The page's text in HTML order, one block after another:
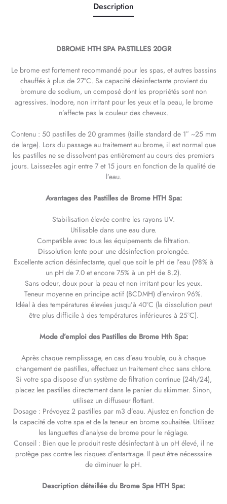
Description
DBROME HTH SPA PASTILLES 20GR
Le brome est fortement recommandé pour les spas, et autres bassins
chauffés à plus de 27°C. Sa capacité désinfectante provient du
bromure de sodium, un composé dont les propriétés sont non
agressives. Inodore, non irritant pour les yeux et la peau, le brome
n’affecte pas la couleur des cheveux.
Contenu : 50 pastilles de 20 grammes (taille standard de 1″ ~25 mm
de large). Lors du passage au traitement au brome, il est normal que
les pastilles ne se dissolvent pas entièrement au cours des premiers
jours. Laissez-les agir entre 7 et 15 jours en fonction de la qualité de
l’eau.
Avantages des Pastilles de Brome HTH Spa:
Stabilisation élevée contre les rayons UV.
Utilisable dans une eau dure.
Compatible avec tous les équipements de filtration.
Dissolution lente pour une désinfection prolongée.
Excellente action désinfectante, quel que soit le pH de l’eau (98% à
un pH de 7.0 et encore 75% à un pH de 8.2).
Sans odeur, doux pour la peau et non irritant pour les yeux.
Teneur moyenne en principe actif (BCDMH) d’environ 96%.
Idéal à des températures élevées jusqu’à 40°C (la dissolution peut
être plus difficile à des températures inférieures à 25°C).
Mode d’emploi des Pastilles de Brome Hth Spa:
Après chaque remplissage, en cas d’eau trouble, ou à chaque
changement de pastilles, effectuez un traitement choc sans chlore.
Si votre spa dispose d’un système de filtration continue (24h/24),
placez les pastilles directement dans le panier du skimmer. Sinon,
utilisez un diffuseur flottant.
Dosage : Prévoyez 2 pastilles par m3 d’eau. Ajustez en fonction de
la capacité de votre spa et de la teneur en brome souhaitée. Utilisez
les languettes d’analyse de brome pour le réglage.
Conseil : Bien que le produit reste désinfectant à un pH élevé, il ne
protège pas contre les risques d’entartrage. Il peut être nécessaire
de diminuer le pH.
Description détaillée du Brome Spa HTH Spa: